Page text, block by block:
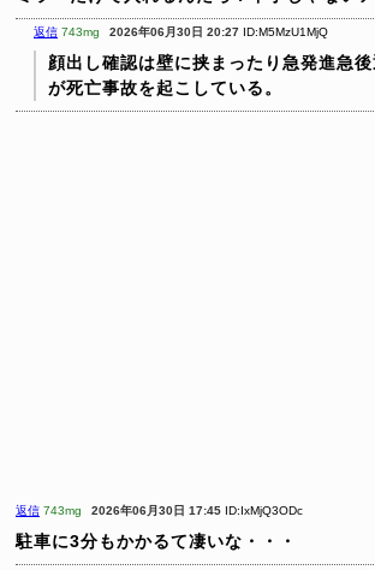
返信 743mg 2026年06月30日 20:27 ID:M5MzU1MjQ
顔出し確認は壁に挟まったり急発進急
が死亡事故を起こしている。
返信 743mg 2026年06月30日 17:45 ID:IxMjQ3ODc
駐車に3分もかかるて凄いな・・・